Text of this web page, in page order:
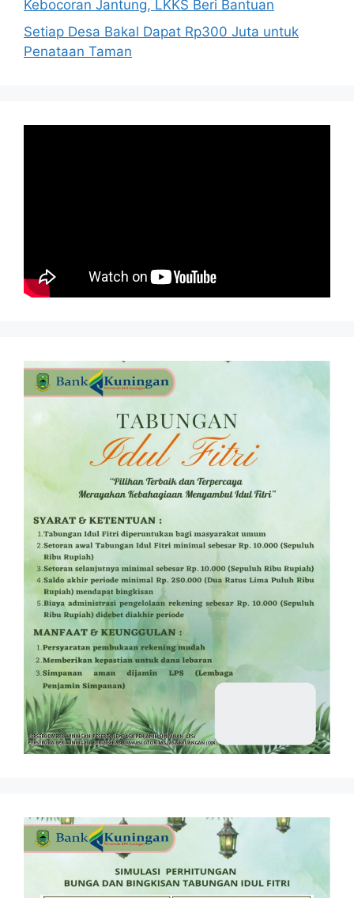
Kebocoran Jantung, LKKS Beri Bantuan
Setiap Desa Bakal Dapat Rp300 Juta untuk
Penataan Taman